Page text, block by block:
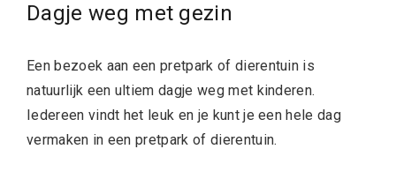
Dagje weg met gezin
Een bezoek aan een pretpark of dierentuin is
natuurlijk een ultiem dagje weg met kinderen.
Iedereen vindt het leuk en je kunt je een hele dag
vermaken in een pretpark of dierentuin.